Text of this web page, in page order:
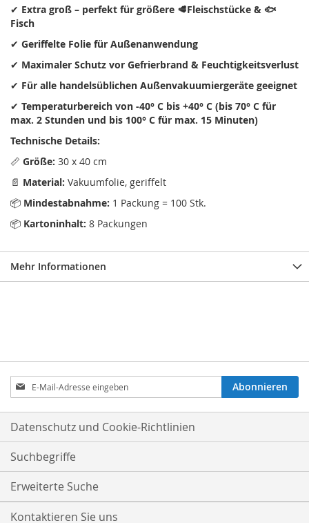
✔ Extra groß – perfekt für größere 🥩Fleischstücke & 🐟
Fisch
✔ Geriffelte Folie für Außenanwendung
✔ Maximaler Schutz vor Gefrierbrand & Feuchtigkeitsverlust
✔ Für alle handelsüblichen Außenvakuumiergeräte geeignet
✔ Temperaturbereich von -40° C bis +40° C (bis 70° C für
max. 2 Stunden und bis 100° C für max. 15 Minuten)
Technische Details:
📏 Größe: 30 x 40 cm
📄 Material: Vakuumfolie, geriffelt
📦 Mindestabnahme: 1 Packung = 100 Stk.
📦 Kartoninhalt: 8 Packungen
Mehr Informationen
Anmeldung
zum
Newsletter:
Abonnieren
Datenschutz und Cookie-Richtlinien
Suchbegriffe
Erweiterte Suche
Kontaktieren Sie uns